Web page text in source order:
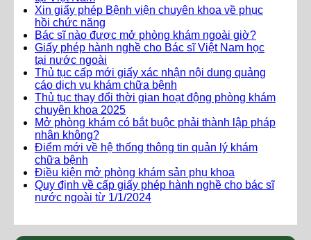
Xin giấy phép Bệnh viện chuyên khoa về phục
hồi chức năng
Bác sĩ nào được mở phòng khám ngoài giờ?
Giấy phép hành nghề cho Bác sĩ Việt Nam học
tại nước ngoài
Thủ tục cấp mới giấy xác nhận nội dung quảng
cáo dịch vụ khám chữa bệnh
Thủ tục thay đổi thời gian hoạt động phòng khám
chuyên khoa 2025
Mở phòng khám có bắt buộc phải thành lập pháp
nhân không?
Điểm mới về hệ thống thông tin quản lý khám
chữa bệnh
Điều kiện mở phòng khám sản phụ khoa
Quy định về cấp giấy phép hành nghề cho bác sĩ
nước ngoài từ 1/1/2024